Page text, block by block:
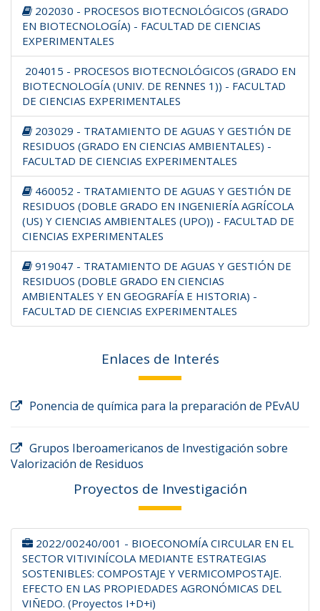
202030 - PROCESOS BIOTECNOLÓGICOS (GRADO
EN BIOTECNOLOGÍA) - FACULTAD DE CIENCIAS
EXPERIMENTALES
204015 - PROCESOS BIOTECNOLÓGICOS (GRADO EN
BIOTECNOLOGÍA (UNIV. DE RENNES 1)) - FACULTAD
DE CIENCIAS EXPERIMENTALES
203029 - TRATAMIENTO DE AGUAS Y GESTIÓN DE
RESIDUOS (GRADO EN CIENCIAS AMBIENTALES) -
FACULTAD DE CIENCIAS EXPERIMENTALES
460052 - TRATAMIENTO DE AGUAS Y GESTIÓN DE
RESIDUOS (DOBLE GRADO EN INGENIERÍA AGRÍCOLA
(US) Y CIENCIAS AMBIENTALES (UPO)) - FACULTAD DE
CIENCIAS EXPERIMENTALES
919047 - TRATAMIENTO DE AGUAS Y GESTIÓN DE
RESIDUOS (DOBLE GRADO EN CIENCIAS
AMBIENTALES Y EN GEOGRAFÍA E HISTORIA) -
FACULTAD DE CIENCIAS EXPERIMENTALES
Enlaces de Interés
Ponencia de química para la preparación de PEvAU
Grupos Iberoamericanos de Investigación sobre
Valorización de Residuos
Proyectos de Investigación
2022/00240/001 - BIOECONOMÍA CIRCULAR EN EL
SECTOR VITIVINÍCOLA MEDIANTE ESTRATEGIAS
SOSTENIBLES: COMPOSTAJE Y VERMICOMPOSTAJE.
EFECTO EN LAS PROPIEDADES AGRONÓMICAS DEL
VIÑEDO. (Proyectos I+D+i)